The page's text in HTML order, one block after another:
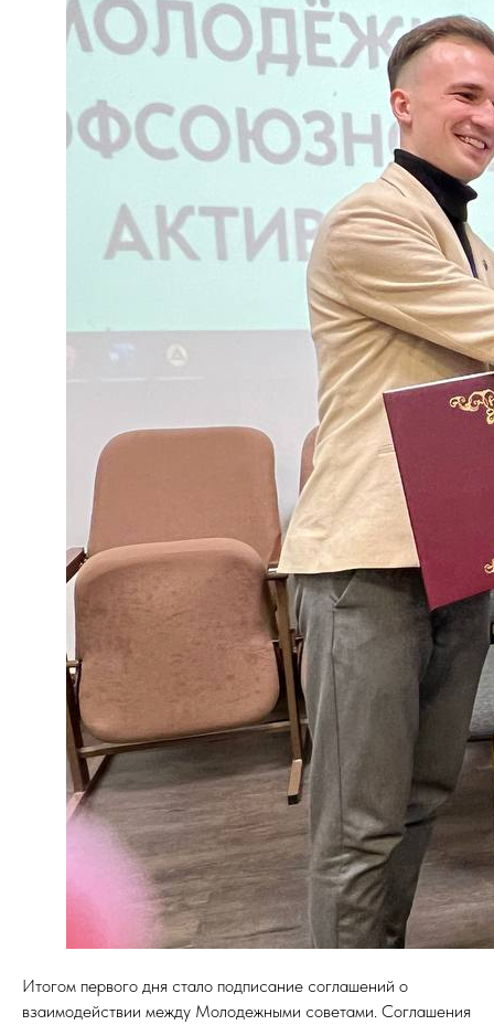
Итогом первого дня стало подписание соглашений о
взаимодействии между Молодежными советами. Соглашения